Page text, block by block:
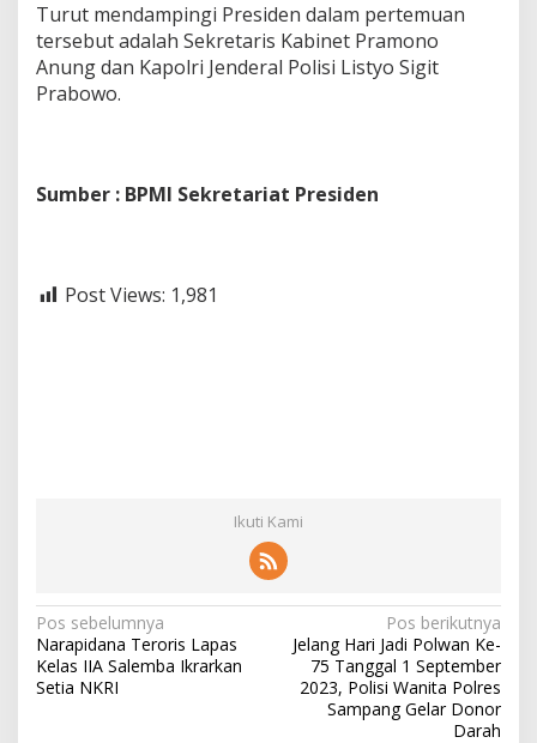
Turut mendampingi Presiden dalam pertemuan
tersebut adalah Sekretaris Kabinet Pramono
Anung dan Kapolri Jenderal Polisi Listyo Sigit
Prabowo.
Sumber : BPMI Sekretariat Presiden
Post Views: 1,981
Ikuti Kami
N
a
v
Pos sebelumnya
Narapidana Teroris Lapas
Kelas IIA Salemba Ikrarkan
Setia NKRI
Pos berikutnya
Jelang Hari Jadi Polwan Ke-
75 Tanggal 1 September
2023, Polisi Wanita Polres
Sampang Gelar Donor
Darah